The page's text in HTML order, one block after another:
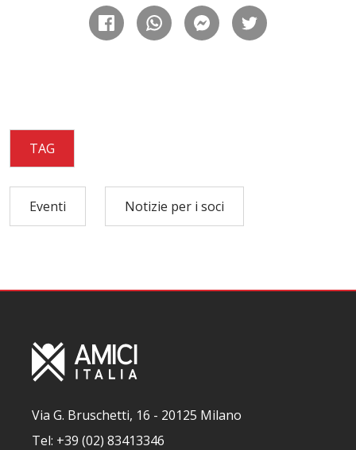
TAG
Eventi Notizie per i soci
Via G. Bruschetti, 16 - 20125 Milano
Tel: +39 (02) 83413346